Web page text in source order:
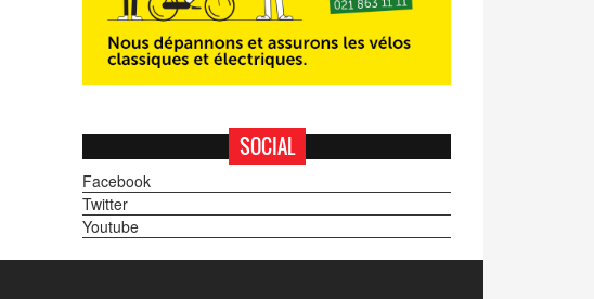
SOCIAL
Facebook
Twitter
Youtube